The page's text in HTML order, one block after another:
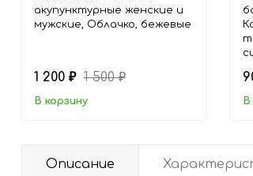
акупунктурные женские и
мужские, Облачко, бежевые
1 200 ₽ 1 500₽
В корзину В
Описание